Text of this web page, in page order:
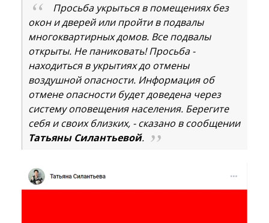
Просьба укрыться в помещениях без
окон и дверей или пройти в подвалы
многоквартирных домов. Все подвалы
открыты. Не паниковать! Просьба -
находиться в укрытиях до отмены
воздушной опасности. Информация об
отмене опасности будет доведена через
систему оповещения населения. Берегите
себя и своих близких, - сказано в сообщении
Татьяны Силантьевой.